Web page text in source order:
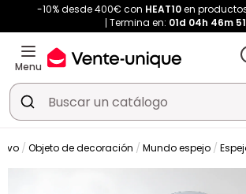
-10% desde 400€ con HEAT10en
Termina en: 01d 04h 46m
Menu
Objeto de decoración Mundo espejo